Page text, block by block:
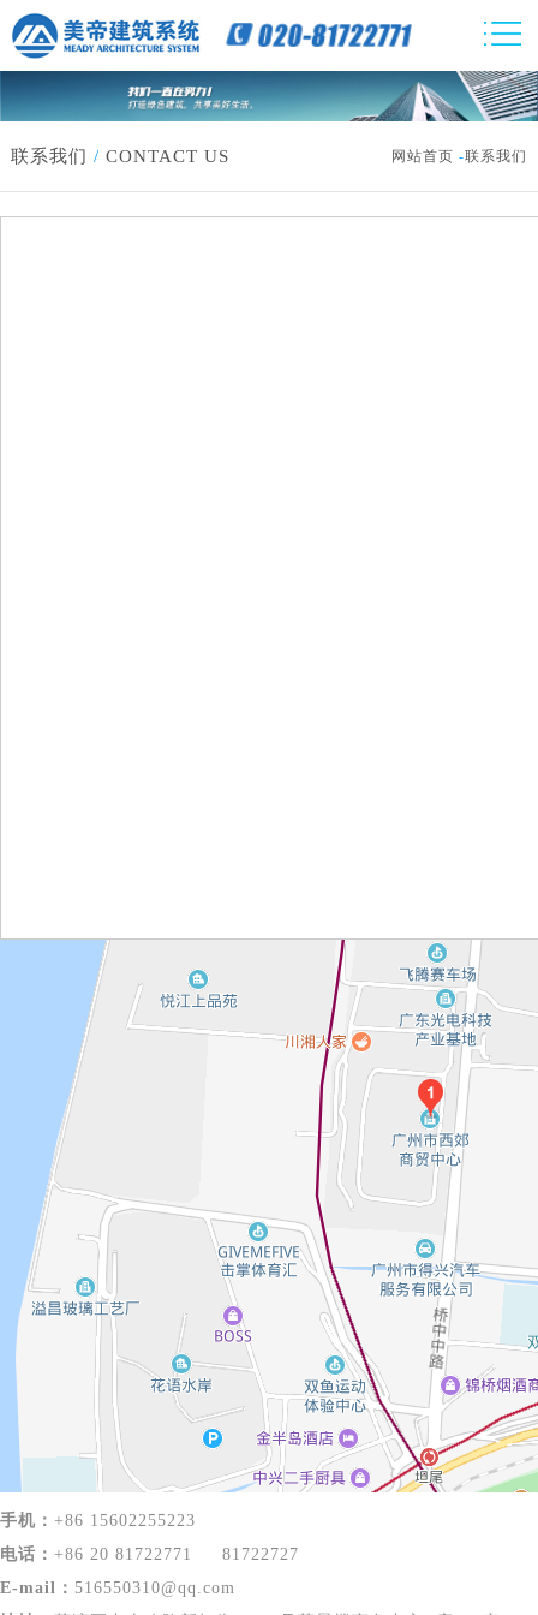
联系我们 / CONTACT US 网站首页 -联系我们
手机： +86 15602255223
电话： +86 20 81722771
81722727
E-mail： 516550310@qq.com